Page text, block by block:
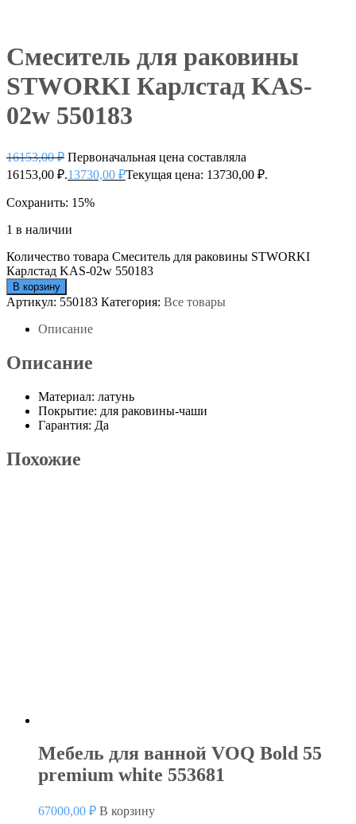
Смеситель для раковины
STWORKI Карлстад KAS-
02w 550183
16153,00₽ Первоначальная цена составляла
16153,00 ₽.13730,00 ₽Текущая цена: 13730,00 ₽.
Сохранить: 15%
1 в наличии
Количество товара Смеситель для раковины STWORKI
Карлстад KAS-02w 550183
В корзину
Артикул: 550183 Категория: Все товары
Описание
Описание
Материал: латунь
Покрытие: для раковины-чаши
Гарантия: Да
Похожие
Мебель для ванной VOQ Bold 55
premium white 553681
67000,00 ₽ В корзину